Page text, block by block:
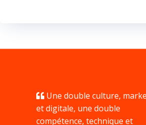
Une double culture,
et digitale, une double
compétence, technique et